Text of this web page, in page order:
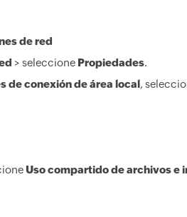
de red
> seleccione Propiedades.
de conexión de área local,
Uso compartido de archivos e